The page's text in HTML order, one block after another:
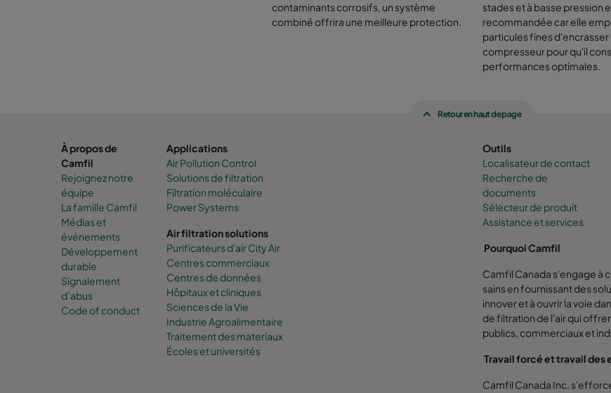
contaminants corrosifs, un système
combiné offrira une meilleure protection.
stades et à basse pression
recommandée car elle
particules fines d'encrasser
compresseur pour qu'il
performances optimales.
Retour en haut de page
À propos de
Camfil
Rejoignez notre
équipe
La famille Camfil
Médias et
événements
Développement
durable
Signalement
d’abus
Code of conduct
Applications
Air Pollution Control
Solutions de filtration
Filtration moléculaire
Power Systems
Air filtration solutions
Purificateurs d'air City Air
Centres commerciaux
Centres de données
Hôpitaux et cliniques
Sciences de la Vie
Industrie Agroalimentaire
Traitement des materiaux
Écoles et universités
Outils
Localisateur de contact
Recherche de
documents
Sélecteur de produit
Assistance et services
Pourquoi Camfil
Camfil Canada s'engage à
sains en fournissant des
innover et à ouvrir la voie
de filtration de l'air qui
publics, commerciaux et
Travail forcé et travail des
Camfil Canada Inc.